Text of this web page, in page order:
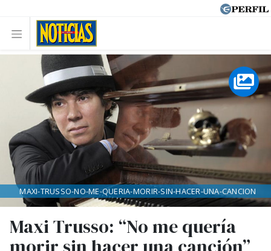
Maxi Trusso: “No me quería
MAXI-TRUSSO-NO-ME-QUERIA-MORIR-SIN-HACER-UNA-CANCION